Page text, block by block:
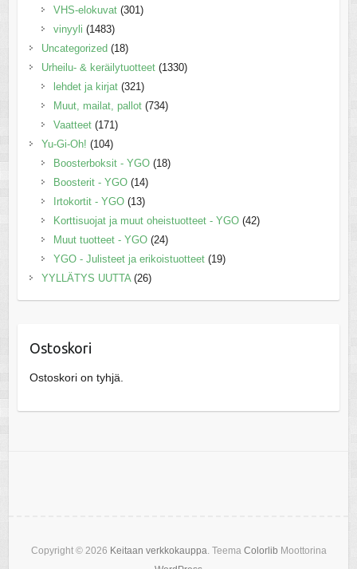
VHS-elokuvat (301)
vinyyli (1483)
Uncategorized (18)
Urheilu- & keräilytuotteet (1330)
lehdet ja kirjat (321)
Muut, mailat, pallot (734)
Vaatteet (171)
Yu-Gi-Oh! (104)
Boosterboksit - YGO (18)
Boosterit - YGO (14)
Irtokortit - YGO (13)
Korttisuojat ja muut oheistuotteet - YGO (42)
Muut tuotteet - YGO (24)
YGO - Julisteet ja erikoistuotteet (19)
YYLLÄTYS UUTTA (26)
Ostoskori
Ostoskori on tyhjä.
Copyright © 2026 Keitaan verkkokauppa . Teema Colorlib Moottorina